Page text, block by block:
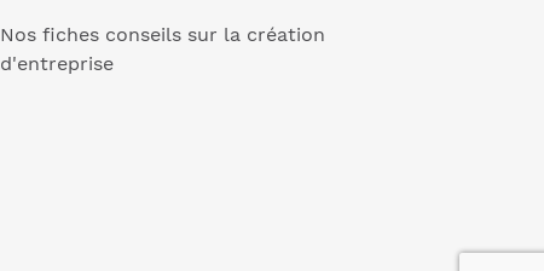
Nos fiches conseils sur la création
d'entreprise